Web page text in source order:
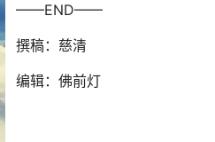
——END——
撰稿：慈清
编辑：佛前灯